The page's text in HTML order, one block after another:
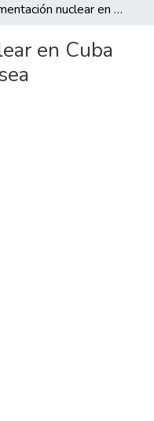
Instrumentación nuclear en Cuba para densitometría ósea
en Cuba